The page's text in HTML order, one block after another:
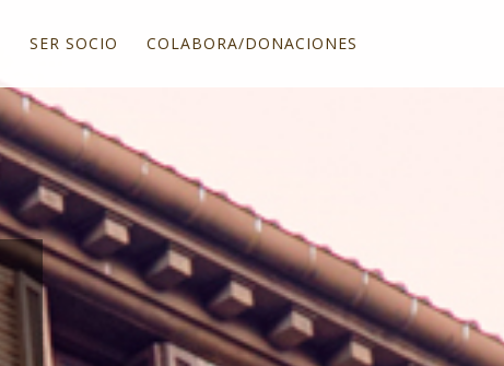
SER SOCIO COLABORA/DONACIONES